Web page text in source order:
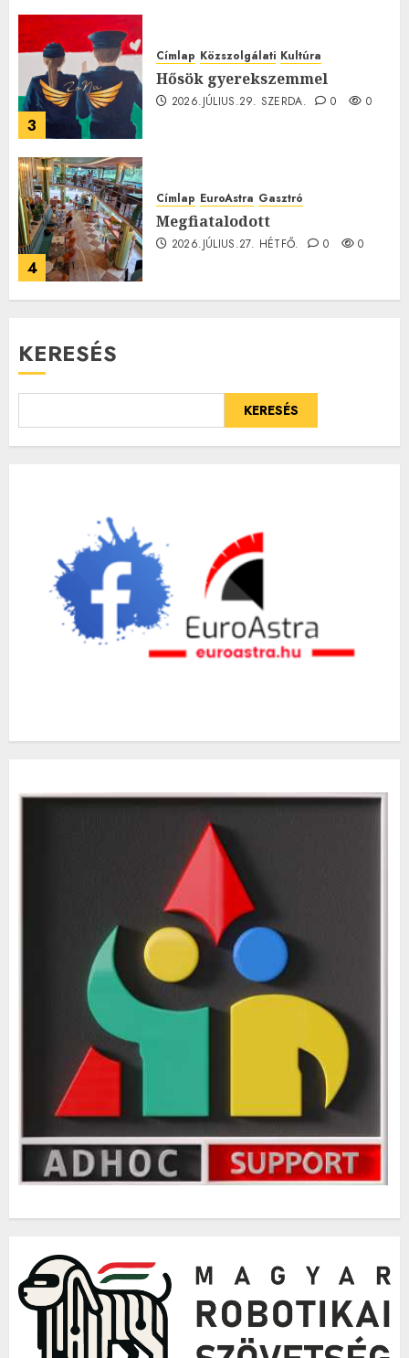
3
Címlap Közszolgálati Kultúra
Hősök gyerekszemmel
2026.JÚLIUS.29. SZERDA. 0 0
4
Címlap EuroAstra Gasztró
Megfiatalodott
2026.JÚLIUS.27. HÉTFŐ. 0 0
KERESÉS
KERESÉS